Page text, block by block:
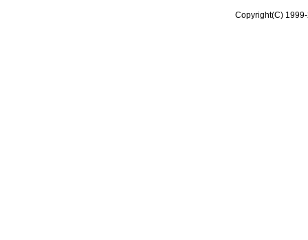
Copyright(C)